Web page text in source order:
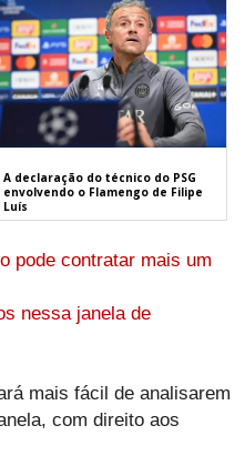
A declaração do técnico do PSG
envolvendo o Flamengo de Filipe
Luís
pode contratar mais um
nessa janela de
mais fácil de analisarem
com direito aos